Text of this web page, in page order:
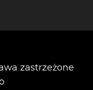
zastrzeżone